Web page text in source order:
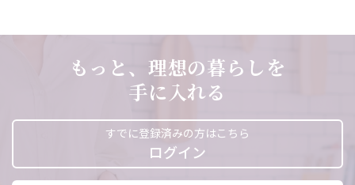
もっと、理想の暮らしを
手に入れる
すでに登録済みの方はこちら
ログイン